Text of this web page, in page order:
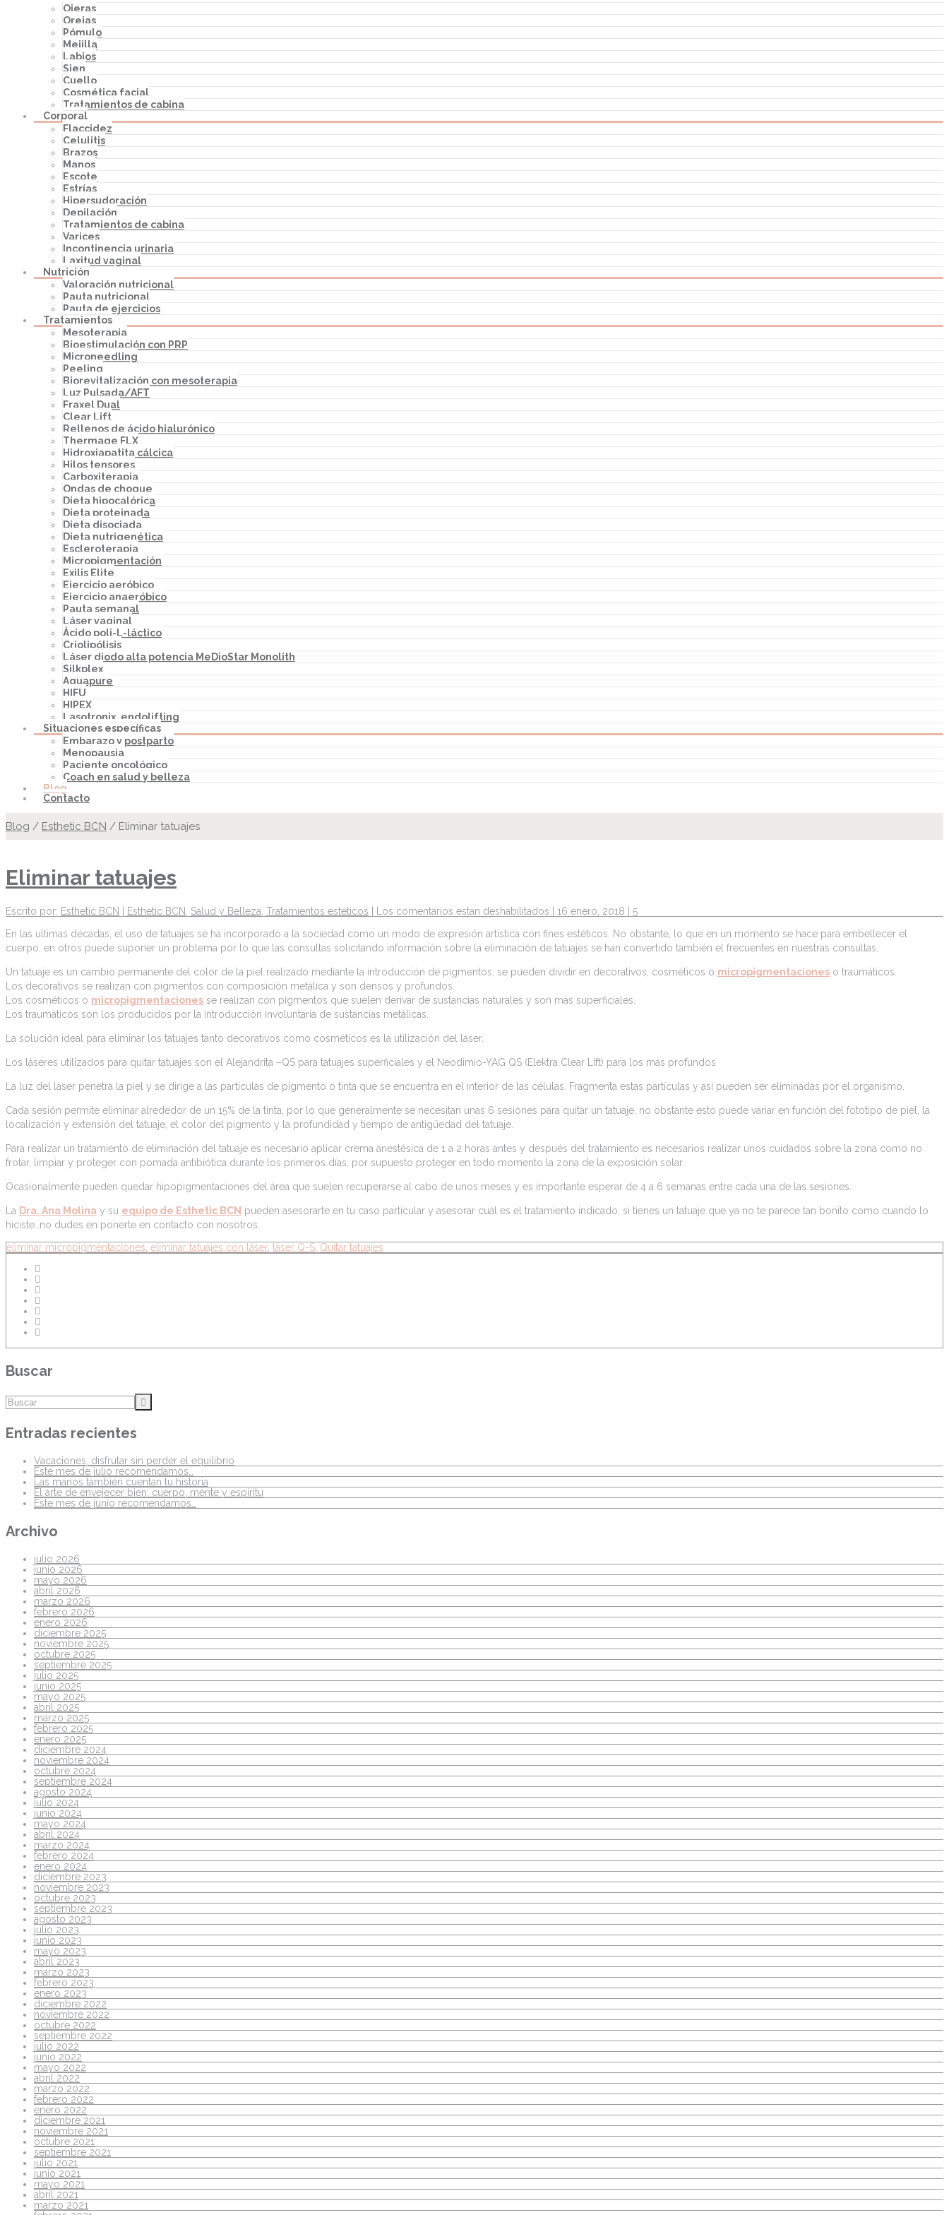
Ojeras
Orejas
Pómulo
Mejilla
Labios
Sien
Cuello
Cosmética facial
Tratamientos de cabina
Corporal
Flaccidez
Celulitis
Brazos
Manos
Escote
Estrías
Hipersudoración
Depilación
Tratamientos de cabina
Varices
Incontinencia urinaria
Laxitud vaginal
Nutrición
Valoración nutricional
Pauta nutricional
Pauta de ejercicios
Tratamientos
Mesoterapia
Bioestimulación con PRP
Microneedling
Peeling
Biorevitalización con mesoterapia
Luz Pulsada/AFT
Fraxel Dual
Clear Lift
Rellenos de ácido hialurónico
Thermage FLX
Hidroxiapatita cálcica
Hilos tensores
Carboxiterapia
Ondas de choque
Dieta hipocalórica
Dieta proteinada
Dieta disociada
Dieta nutrigenética
Escleroterapia
Micropigmentación
Exilis Elite
Ejercicio aeróbico
Ejercicio anaeróbico
Pauta semanal
Láser vaginal
Ácido poli-L-láctico
Criolipólisis
Láser diodo alta potencia MeDioStar Monolith
Silkplex
Aquapure
HIFU
HIPEX
Lasotronix, endolifting
Situaciones específicas
Embarazo y postparto
Menopausia
Paciente oncológico
Coach en salud y belleza
Blog
Contacto
Blog / Esthetic BCN / Eliminar tatuajes
Eliminar tatuajes
Escrito por: Esthetic BCN Esthetic BCN Salud y Belleza Tratamientos estéticos Los comentarios estan deshabilitados 16 enero, 2018
5
En las ultimas décadas, el uso de tatuajes se ha incorporado a la sociedad como un modo de expresión artística con fines estéticos. No obstante, lo que en un momento se hace para embellecer el
cuerpo, en otros puede suponer un problema por lo que las consultas solicitando información sobre la eliminación de tatuajes se han convertido también el frecuentes en nuestras consultas.
Un tatuaje es un cambio permanente del color de la piel realizado mediante la introducción de pigmentos, se pueden dividir en decorativos, cosméticos o micropigmentaciones o traumáticos.
Los decorativos se realizan con pigmentos con composición metálica y son densos y profundos.
Los cosméticos o micropigmentaciones se realizan con pigmentos que suelen derivar de sustancias naturales y son más superficiales.
Los traumáticos son los producidos por la introducción involuntaria de sustancias metálicas.
La solución ideal para eliminar los tatuajes tanto decorativos como cosméticos es la utilización del láser.
Los láseres utilizados para quitar tatuajes son el Alejandrita –QS para tatuajes superficiales y el Neodimio-YAG QS (Elektra Clear Lift) para los más profundos
La luz del láser penetra la piel y se dirige a las partículas de pigmento o tinta que se encuentra en el interior de las células. Fragmenta estas partículas y así pueden ser eliminadas por el organismo.
Cada sesión permite eliminar alrededor de un 15% de la tinta, por lo que generalmente se necesitan unas 6 sesiones para quitar un tatuaje, no obstante esto puede variar en función del fototipo de piel, la
localización y extensión del tatuaje, el color del pigmento y la profundidad y tiempo de antigüedad del tatuaje.
Para realizar un tratamiento de eliminación del tatuaje es necesario aplicar crema anestésica de 1 a 2 horas antes y después del tratamiento es necesarios realizar unos cuidados sobre la zona como no
frotar, limpiar y proteger con pomada antibiótica durante los primeros días, por supuesto proteger en todo momento la zona de la exposición solar.
Ocasionalmente pueden quedar hipopigmentaciones del área que suelen recuperarse al cabo de unos meses y es importante esperar de 4 a 6 semanas entre cada una de las sesiones.
La Dra. Ana Molina y su equipo de Esthetic BCN pueden asesorarte en tu caso particular y asesorar cuál es el tratamiento indicado, si tienes un tatuaje que ya no te parece tan bonito como cuando lo
hiciste…no dudes en ponerte en contacto con nosotros.
eliminar micropigmentaciones eliminar tatuajes con láser, láser Q-S Quitar tatuajes
Buscar
Entradas recientes
Vacaciones, disfrutar sin perder el equilibrio
Este mes de julio recomendamos…
Las manos también cuentan tu historia
El arte de envejecer bien: cuerpo, mente y espíritu
Este mes de junio recomendamos…
Archivo
julio 2026
junio 2026
mayo 2026
abril 2026
marzo 2026
febrero 2026
enero 2026
diciembre 2025
noviembre 2025
octubre 2025
septiembre 2025
julio 2025
junio 2025
mayo 2025
abril 2025
marzo 2025
febrero 2025
enero 2025
diciembre 2024
noviembre 2024
octubre 2024
septiembre 2024
agosto 2024
julio 2024
junio 2024
mayo 2024
abril 2024
marzo 2024
febrero 2024
enero 2024
diciembre 2023
noviembre 2023
octubre 2023
septiembre 2023
agosto 2023
julio 2023
junio 2023
mayo 2023
abril 2023
marzo 2023
febrero 2023
enero 2023
diciembre 2022
noviembre 2022
octubre 2022
septiembre 2022
julio 2022
junio 2022
mayo 2022
abril 2022
marzo 2022
febrero 2022
enero 2022
diciembre 2021
noviembre 2021
octubre 2021
septiembre 2021
julio 2021
junio 2021
mayo 2021
abril 2021
marzo 2021